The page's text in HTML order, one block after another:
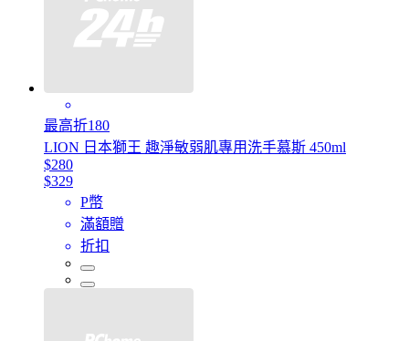
最高折180
LION 日本獅王 趣淨敏弱肌專用洗手慕斯 450ml
$280
$329
P幣
滿額贈
折扣